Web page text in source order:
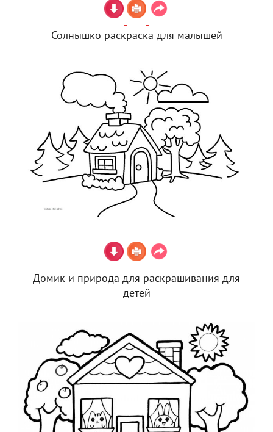
Солнышко раскраска для малышей
Домик и природа для раскрашивания для
детей